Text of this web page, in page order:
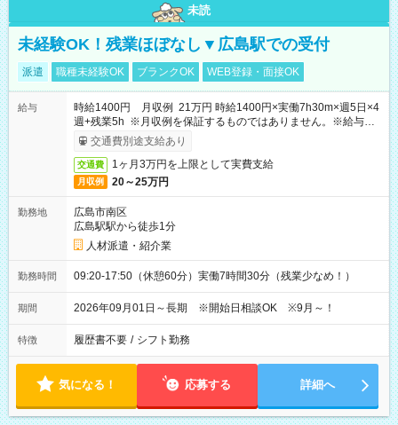
未読
未経験OK！残業ほぼなし▼広島駅での受付
派遣 職種未経験OK ブランクOK WEB登録・面接OK
給与
時給1400円 月収例 21万円 時給1400円×実働7h30m×週5日×4
週+残業5h ※月収例を保証するものではありません。※給与即
受取りサービス利用可（利用条件有）
交通費別途支給あり
交通費 1ヶ月3万円を上限として実費支給
月収例 20～25万円
勤務地
広島市南区
広島駅駅から徒歩1分
人材派遣・紹介業
勤務時間 09:20-17:50（休憩60分）実働7時間30分（残業少なめ！）
期間 2026年09月01日～長期 ※開始日相談OK ※9月～！
特徴 履歴書不要 / シフト勤務
気になる！ 応募する 詳細へ